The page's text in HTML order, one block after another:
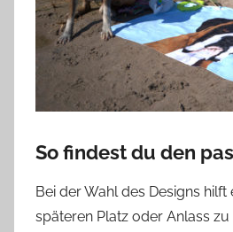
So findest du den
Bei der Wahl des Designs hilft
späteren Platz oder Anlass zu